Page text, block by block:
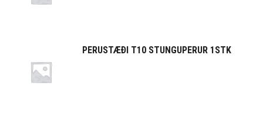
PERUSTÆÐI T10 STUNGUPERUR 1STK